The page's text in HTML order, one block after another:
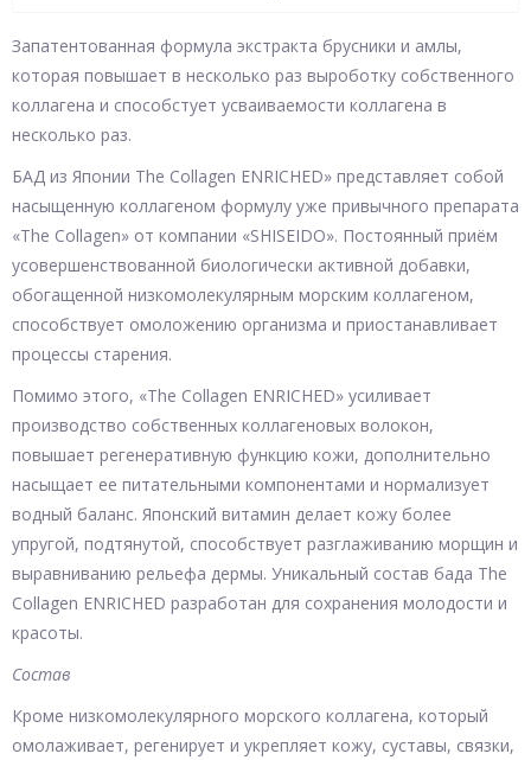
Запатентованная формула экстракта брусники и амлы,
которая повышает в несколько раз выроботку собственного
коллагена и способстует усваиваемости коллагена в
несколько раз.
БАД из Японии The Collagen ENRICHED» представляет собой
насыщенную коллагеном формулу уже привычного препарата
«The Collagen» от компании «SHISEIDO». Постоянный приём
усовершенствованной биологически активной добавки,
обогащенной низкомолекулярным морским коллагеном,
способствует омоложению организма и приостанавливает
процессы старения.
Помимо этого, «The Collagen ENRICHED» усиливает
производство собственных коллагеновых волокон,
повышает регенеративную функцию кожи, дополнительно
насыщает ее питательными компонентами и нормализует
водный баланс. Японский витамин делает кожу более
упругой, подтянутой, способствует разглаживанию морщин и
выравниванию рельефа дермы. Уникальный состав бада The
Collagen ENRICHED разработан для сохранения молодости и
красоты.
Состав
Кроме низкомолекулярного морского коллагена, который
омолаживает, регенирует и укрепляет кожу, суставы, связки,